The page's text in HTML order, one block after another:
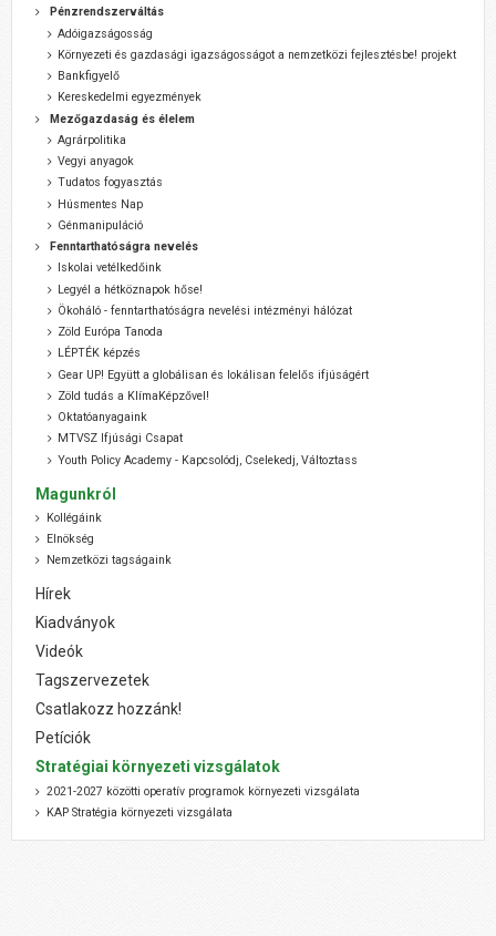
Pénzrendszerváltás
Adóigazságosság
Környezeti és gazdasági igazságosságot a nemzetközi fejlesztésbe! projekt
Bankfigyelő
Kereskedelmi egyezmények
Mezőgazdaság és élelem
Agrárpolitika
Vegyi anyagok
Tudatos fogyasztás
Húsmentes Nap
Génmanipuláció
Fenntarthatóságra nevelés
Iskolai vetélkedőink
Legyél a hétköznapok hőse!
Ökoháló - fenntarthatóságra nevelési intézményi hálózat
Zöld Európa Tanoda
LÉPTÉK képzés
Gear UP! Együtt a globálisan és lokálisan felelős ifjúságért
Zöld tudás a KlímaKépzővel!
Oktatóanyagaink
MTVSZ Ifjúsági Csapat
Youth Policy Academy - Kapcsolódj, Cselekedj, Változtass
Magunkról
Kollégáink
Elnökség
Nemzetközi tagságaink
Hírek
Kiadványok
Videók
Tagszervezetek
Csatlakozz hozzánk!
Petíciók
Stratégiai környezeti vizsgálatok
2021-2027 közötti operatív programok környezeti vizsgálata
KAP Stratégia környezeti vizsgálata